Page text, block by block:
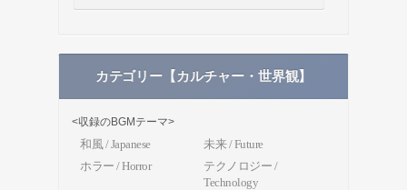
カテゴリー【カルチャー・世界観】
<収録のBGMテーマ>
和風 / Japanese
未来 / Future
ホラー / Horror
テクノロジー /
Technology